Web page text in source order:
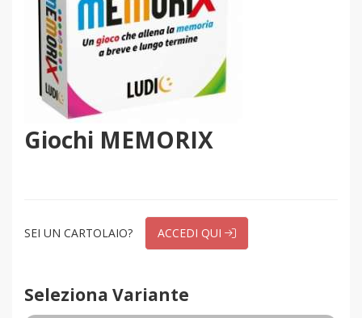
Giochi MEMORIX
SEI UN CARTOLAIO? ACCEDI QUI
Seleziona Variante